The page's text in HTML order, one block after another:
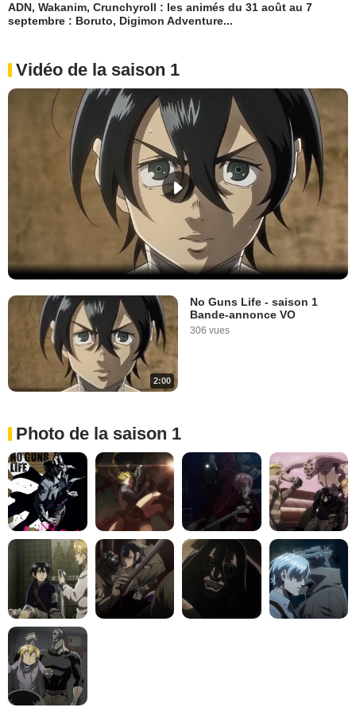
ADN, Wakanim, Crunchyroll : les animés du 31 août au 7
septembre : Boruto, Digimon Adventure...
Vidéo de la saison 1
2:00
No Guns Life - saison 1
Bande-annonce VO
306 vues
Photo de la saison 1